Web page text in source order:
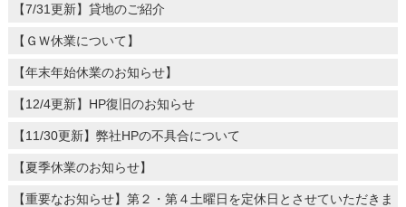
【7/31更新】貸地のご紹介
【ＧＷ休業について】
【年末年始休業のお知らせ】
【12/4更新】HP復旧のお知らせ
【11/30更新】弊社HPの不具合について
【夏季休業のお知らせ】
【重要なお知らせ】第２・第４土曜日を定休日とさせていただきま